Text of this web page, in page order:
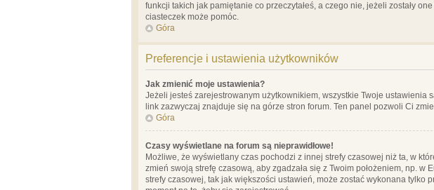
funkcji takich jak pamiętanie co przeczytałeś, a czego nie, jeżeli zostały
ciasteczek może pomóc.
Góra
Preferencje i ustawienia użytkowników
Jak zmienić moje ustawienia?
Jeżeli jesteś zarejestrowanym użytkownikiem, wszystkie Twoje
link zazwyczaj znajduje się na górze stron forum. Ten panel pozwoli Ci
Góra
Czasy wyświetlane na forum są nieprawidłowe!
Możliwe, że wyświetlany czas pochodzi z innej strefy czasowej niż ta, w
zmień swoją strefę czasową, aby zgadzała się z Twoim położeniem, np.
strefy czasowej, tak jak większości ustawień, może zostać wykonana tylko